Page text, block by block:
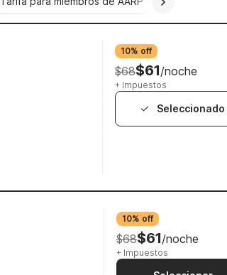
10% off
$68$61/noche
+ Impuestos
Seleccionado
10% off
$68$61/noche
+ Impuestos